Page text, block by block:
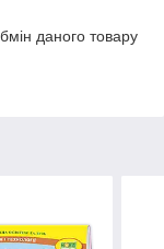
даного товару